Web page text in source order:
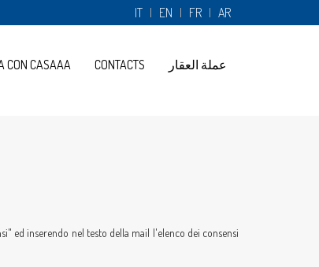
IT EN FR AR
CON CASAAA CONTACTS عملة العقار
ed inserendo nel testo della mail l'elenco dei consensi